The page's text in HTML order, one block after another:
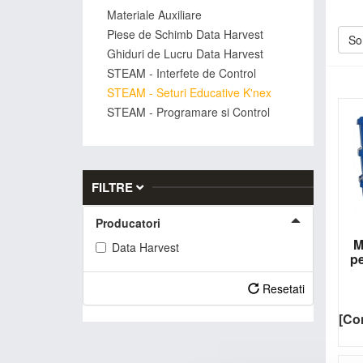
Materiale Auxiliare
Piese de Schimb Data Harvest
Ghiduri de Lucru Data Harvest
STEAM - Interfete de Control
STEAM - Seturi Educative K'nex
STEAM - Programare si Control
FILTRE
Producatori
Data Harvest
Resetati
cu